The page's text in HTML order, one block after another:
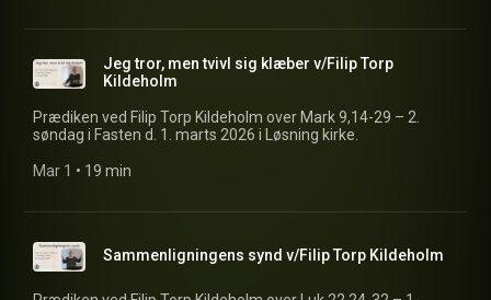
Jeg tror, men tvivl sig klæber v/Filip Torp
Kildeholm
Prædiken ved Filip Torp Kildeholm over Mark 9,14-29 – 2.
søndag i Fasten d. 1. marts 2026 i Løsning kirke.
Mar 1 • 19 min
Sammenligningens synd v/Filip Torp Kildeholm